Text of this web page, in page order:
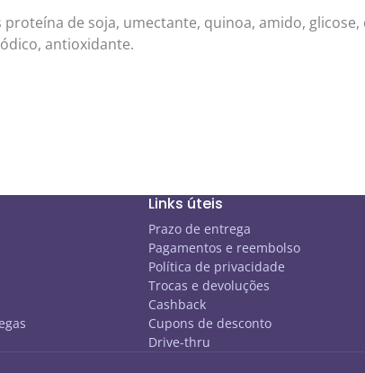
de soja, umectante, quinoa, amido,
antioxidante.
Links úteis
Prazo de entrega
Pagamentos e reembolso
Política de privacidade
Trocas e devoluções
Cashback
Cupons de desconto
Drive-thru